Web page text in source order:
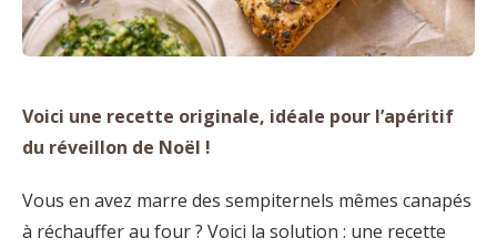
Voici une recette originale, idéale pour l’apéritif
du réveillon de Noël !
Vous en avez marre des sempiternels mêmes canapés
à réchauffer au four ? Voici la solution : une recette